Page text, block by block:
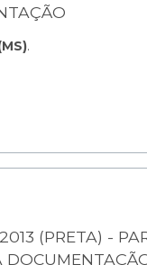
.
(PRETA) -